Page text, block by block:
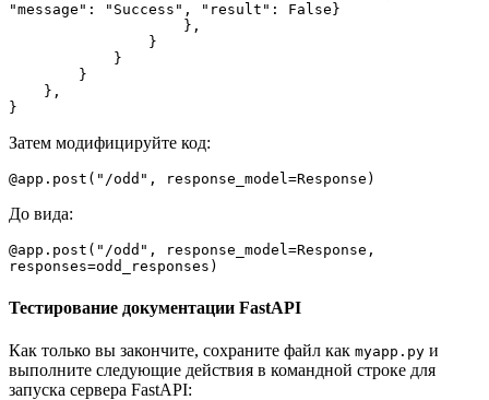
"message": "Success", "result": False}
                    },
                }
            }
        }
    },
}
Затем модифицируйте код:
@app.post("/odd", response_model=Response)
До вида:
@app.post("/odd", response_model=Response,
responses=odd_responses)
Тестирование документации FastAPI
Как только вы закончите, сохраните файл как myapp.py и
выполните следующие действия в командной строке для
запуска сервера FastAPI: